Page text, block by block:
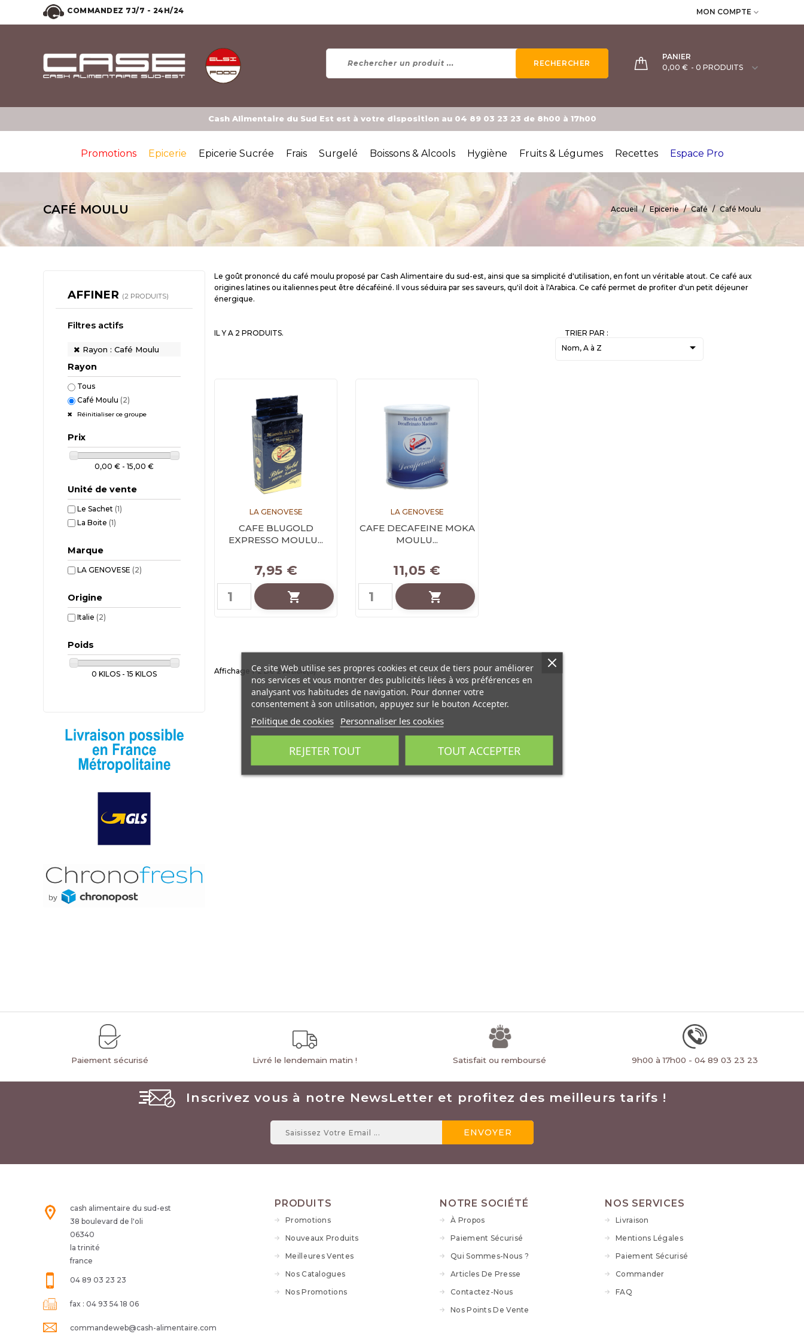
COMMANDEZ 7J/7 - 24H/24 MON COMPTE 
PANIER
0,00 € - 0 PRODUITS 
RECHERCHER
Cash Alimentaire du Sud Est est à votre disposition au 04 89 03 23 23 de 8h00 à 17h00
Promotions Epicerie Epicerie Sucrée Frais Surgelé Boissons & Alcools Hygiène Fruits & Légumes Recettes Espace Pro
CAFÉ MOULU Accueil Epicerie Café Café Moulu
AFFINER (2 PRODUITS)
Filtres actifs
Rayon : Café Moulu
Rayon
Tous
Café Moulu (2)
Réinitialiser ce groupe
Prix
0,00 € - 15,00 €
Unité de vente
Le Sachet (1)
La Boite (1)
Marque
LA GENOVESE (2)
Origine
Italie (2)
Poids
0 KILOS - 15 KILOS
Le goût prononcé du café moulu proposé par Cash Alimentaire du sud-est, ainsi que sa simplicité d'utilisation, en font un véritable atout. Ce café aux
origines latines ou italiennes peut être décaféiné. Il vous séduira par ses saveurs, qu'il doit à l'Arabica. Ce café permet de profiter d'un petit déjeuner
énergique.
IL Y A 2 PRODUITS.
TRIER PAR :
Nom, A à Z

LA GENOVESE
CAFE BLUGOLD
EXPRESSO MOULU...
7,95 €

LA GENOVESE
CAFE DECAFEINE MOKA
MOULU...
11,05 €

Affichage 1-2 De 2 Article(s)
Paiement sécurisé Livré le lendemain matin ! Satisfait ou remboursé 9h00 à 17h00 - 04 89 03 23 23
Inscrivez vous à notre NewsLetter et profitez des meilleurs tarifs !
cash alimentaire du sud-est
38 boulevard de l'oli
06340
la trinité
france
04 89 03 23 23
fax : 04 93 54 18 06
commandeweb@cash-alimentaire.com
PRODUITS
Promotions
Nouveaux Produits
Meilleures Ventes
Nos Catalogues
Nos Promotions
NOTRE SOCIÉTÉ
À Propos
Paiement Sécurisé
Qui Sommes-Nous ?
Articles De Presse
Contactez-Nous
Nos Points De Vente
NOS SERVICES
Livraison
Mentions Légales
Paiement Sécurisé
Commander
FAQ
Ce site Web utilise ses propres cookies et ceux de tiers pour améliorer
nos services et vous montrer des publicités liées à vos préférences en
analysant vos habitudes de navigation. Pour donner votre
consentement à son utilisation, appuyez sur le bouton Accepter.
Politique de cookies Personnaliser les cookies
REJETER TOUT TOUT ACCEPTER